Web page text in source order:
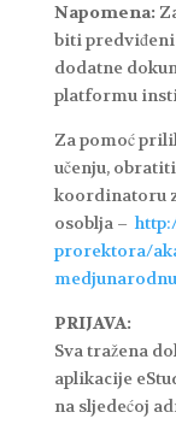
Napomena:
biti
dodatne
platformu
Za pomoć
učenju,
koordinatoru
osoblja –
prorektora/
PRIJAVA:
Sva tražena
aplikacije
na sljedećoj